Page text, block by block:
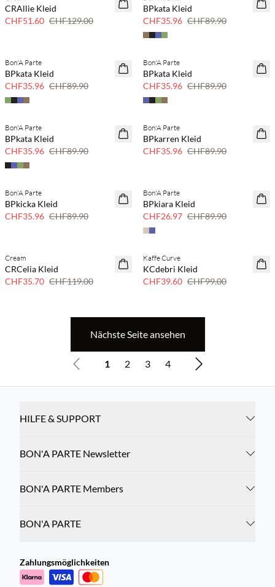
CRAllie Kleid
CHF51.60 CHF129.00
BPkata Kleid
CHF35.96 CHF89.90
SAVE20
Bon'A Parte
BPkata Kleid
CHF35.96 CHF89.90
SAVE20
Bon'A Parte
BPkata Kleid
CHF35.96 CHF89.90
SAVE20
Bon'A Parte
BPkata Kleid
CHF35.96 CHF89.90
SAVE20
Bon'A Parte
BPkarren Kleid
CHF35.96 CHF89.90
SAVE20
Bon'A Parte
BPkicka Kleid
CHF35.96 CHF89.90
SAVE20
Bon'A Parte
BPkiara Kleid
CHF26.97 CHF89.90
SAVE20
Cream
CRCelia Kleid
CHF35.70 CHF119.00
SAVE20
Kaffe Curve
KCdebri Kleid
CHF39.60 CHF99.00
Nächste Seite ansehen
1 2 3 4
HILFE & SUPPORT
BON'A PARTE Newsletter
BON'A PARTE Members
BON'A PARTE
Zahlungsmöglichkeiten